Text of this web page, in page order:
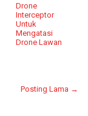
Drone
Interceptor
Untuk
Mengatasi
Drone Lawan
Posting Lama →